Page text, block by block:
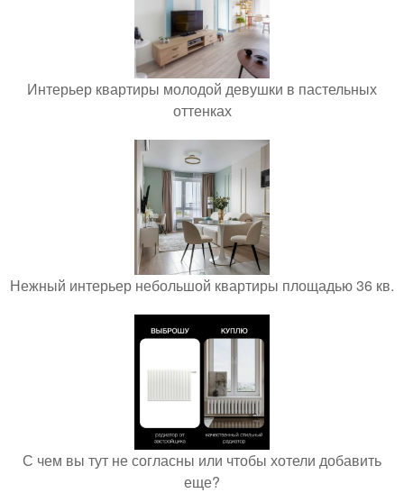
Интерьер квартиры молодой девушки в пастельных
оттенках
Нежный интерьер небольшой квартиры площадью 36 кв.
С чем вы тут не согласны или чтобы хотели добавить
еще?